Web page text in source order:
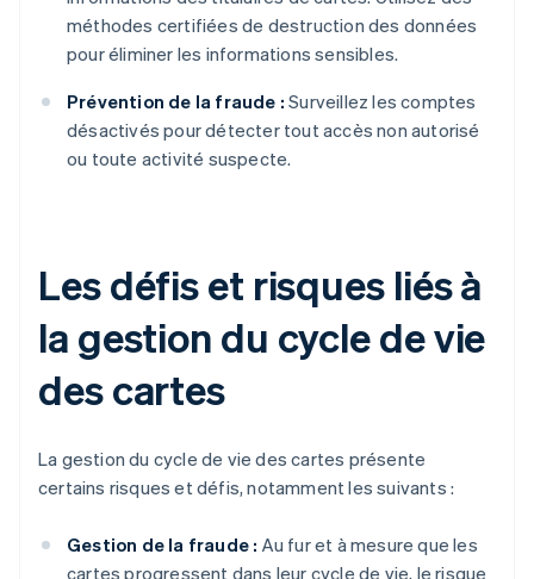
méthodes certifiées de destruction des données
pour éliminer les informations sensibles.
Prévention de la fraude : Surveillez les comptes
désactivés pour détecter tout accès non autorisé
ou toute activité suspecte.
Les défis et risques liés à
la gestion du cycle de vie
des cartes
La gestion du cycle de vie des cartes présente
certains risques et défis, notamment les suivants :
Gestion de la fraude : Au fur et à mesure que les
cartes progressent dans leur cycle de vie, le risque